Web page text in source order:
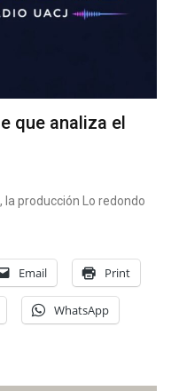
que analiza el
la producción Lo redondo
Email Print
WhatsApp